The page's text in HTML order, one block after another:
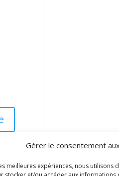
Gérer le consentement
meilleures expériences, nous utilisons